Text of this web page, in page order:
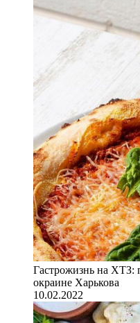
Гастрожизнь на ХТЗ:
окраине Харькова
10.02.2022